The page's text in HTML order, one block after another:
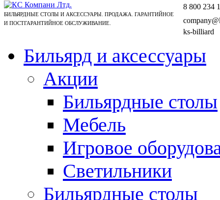
БИЛЬЯРДНЫЕ СТОЛЫ И АКСЕССУАРЫ. ПРОДАЖА. ГАРАНТИЙНОЕ
И ПОСТГАРАНТИЙНОЕ ОБСЛУЖИВАНИЕ.
8 800 234
ks-billiard
Бильярд и аксессуары
Акции
Бильярдные столы
Мебель
Игровое
Светильники
Бильярдные столы